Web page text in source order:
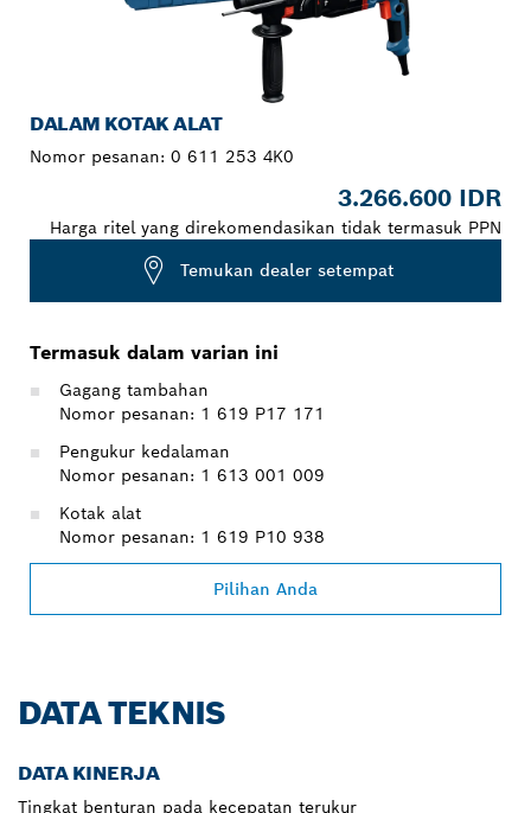
DALAM KOTAK ALAT
Nomor pesanan: 0 611 253 4K0
3.266.600 IDR
Harga ritel yang direkomendasikan tidak termasuk PPN
Temukan dealer setempat
Termasuk dalam varian ini
Gagang tambahan
Nomor pesanan: 1 619 P17 171
Pengukur kedalaman
Nomor pesanan: 1 613 001 009
Kotak alat
Nomor pesanan: 1 619 P10 938
Pilihan Anda
DATA TEKNIS
DATA KINERJA
Tingkat benturan pada kecepatan terukur